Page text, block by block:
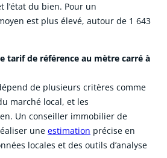
l’état du bien. Pour un
est plus élevé, autour de 1 643
tarif de référence au mètre carré à
de plusieurs critères comme
marché local, et les
Un conseiller immobilier de
une estimation précise en
locales et des outils d’analyse